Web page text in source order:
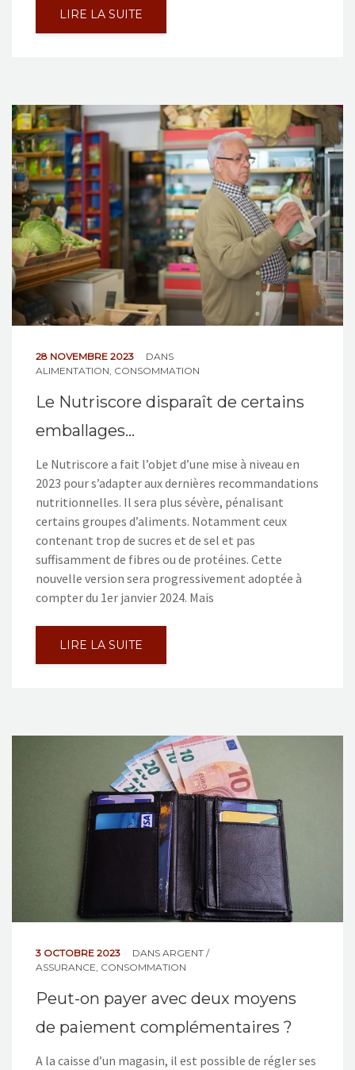
LIRE LA SUITE
28 NOVEMBRE 2023
DANS
ALIMENTATION, CONSOMMATION
Le Nutriscore disparaît de certains
emballages…
Le Nutriscore a fait l’objet d’une mise à niveau en
2023 pour s’adapter aux dernières recommandations
nutritionnelles. Il sera plus sévère, pénalisant
certains groupes d’aliments. Notamment ceux
contenant trop de sucres et de sel et pas
suffisamment de fibres ou de protéines. Cette
nouvelle version sera progressivement adoptée à
compter du 1er janvier 2024. Mais
LIRE LA SUITE
3 OCTOBRE 2023 DANS ARGENT /
ASSURANCE CONSOMMATION
Peut-on payer avec deux moyens
de paiement complémentaires ?
A la caisse d’un magasin, il est possible de régler ses